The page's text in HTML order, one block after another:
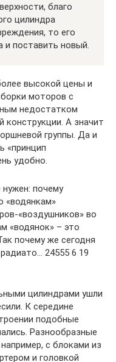
благо
цилиндра
то его
и поставить новый.
высокой цены и
моторов с
недостатком
конструкции. А значит
группы. Да и
«принцип
удобно.
почему
«водянкам»
«воздушников» во
«водянок» – это
почему же сегодня
24555 6 19
цилиндрами ушли
К середине
подобные
Разнообразные
с блоками из
и головкой